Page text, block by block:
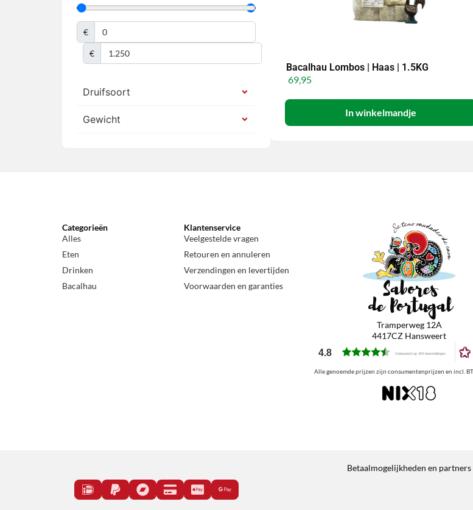
€
€
Druifsoort
Gewicht
Bacalhau Lombos | Haas | 1.5KG
69,95
In winkelmandje
Categorieën
Alles
Eten
Drinken
Bacalhau
Klantenservice
Veelgestelde vragen
Retouren en annuleren
Verzendingen en levertijden
Voorwaarden en garanties
Tramperweg 12A
4417CZ Hansweert
4.8 Gebaseerd op 403 beoordelingen
Alle genoemde prijzen zijn consumentenprijzen en incl.
Betaalmogelijkheden en partners